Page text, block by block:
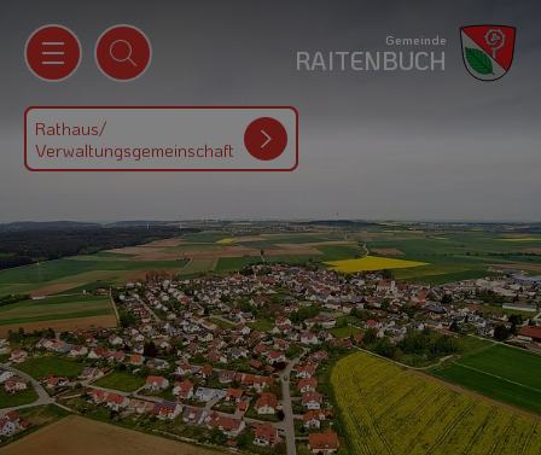
Gemeinde
RAITENBUCH
Rathaus/
Verwaltungsgemeinschaft